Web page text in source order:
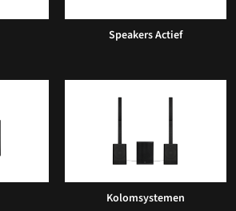
Speakers Actief
Kolomsystemen